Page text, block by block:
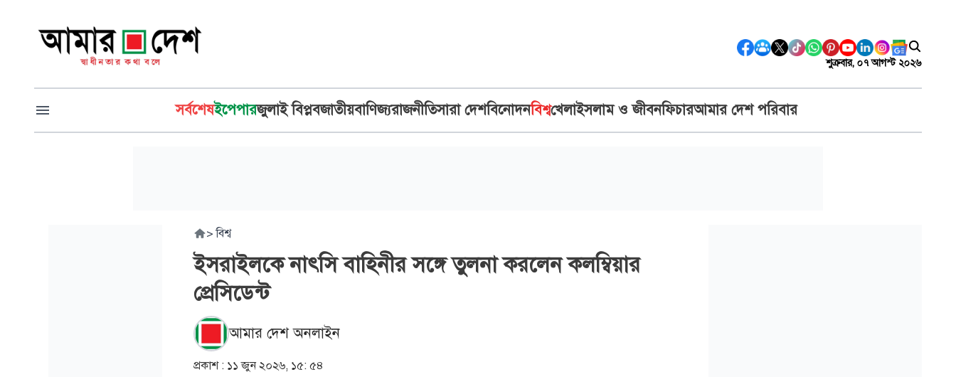
শুক্রবার, ০৭ আগস্ট ২০২৬
সর্বশেষইপেপারজুলাই বিপ্লবজাতীয়বাণিজ্যরাজনীতিসারা দেশবিনোদনবিশ্বখেলাইসলাম ও জীবনফিচারআমার দেশ পরিবার
> বিশ্ব
ইসরাইলকে নাৎসি বাহিনীর সঙ্গে তুলনা করলেন কলম্বিয়ার
প্রেসিডেন্ট
আমার দেশ অনলাইন
প্রকাশ : ১১ জুন ২০২৬, ১৫: ৫৪